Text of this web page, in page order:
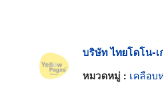
บริษัท ไทยโดโน-เ
หมวดหมู่ : เคลือ